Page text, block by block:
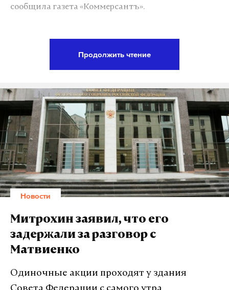
сообщила газета «Коммерсантъ».
четыре варианта двухкомнатных площадью от
47,5 до 65 квадратных метров и и столько же
вариантов трехкомнатных от 58 до 94
квадратных метров соответственно.
В техническом задании также указано, что жилье
должно быть с отделкой стоимостью 9,4 тысячи
рублей за квадратный метр и относиться к
«комфортклассу». Однако эксперты не склонны
доверять написанному в документе.
«Предлагаемые ТЗ не противоречат
градостроительным нормам для объектов
комфорткласса, но качество предполагаемой
отделки будет ближе к экономклассу», — считает
Продолжить чтение
Новости
Митрохин заявил, что его
задержали за разговор с
Матвиенко
Одиночные акции проходят у здания